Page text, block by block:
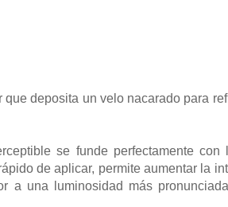
que deposita un velo nacarado para
se funde perfectamente con
de aplicar, permite aumentar la
a una luminosidad más